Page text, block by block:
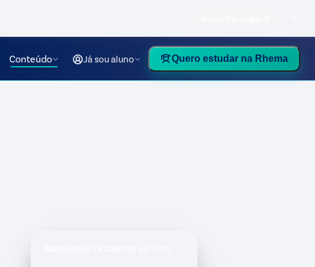
Conteúdo Já sou aluno Quero estudar na Rhema